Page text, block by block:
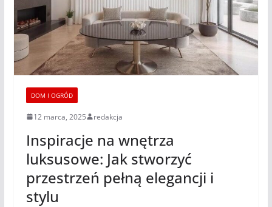
DOM I OGRÓD
12 marca, 2025 redakcja
Inspiracje na wnętrza
luksusowe: Jak stworzyć
przestrzeń pełną elegancji i
stylu